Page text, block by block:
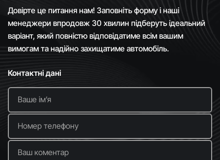
Довірте це питання нам! Заповніть форму і наші
менеджери впродовж 30 хвилин підберуть ідеальний
варіант, який повністю відповідатиме всім вашим
вимогам та надійно захищатиме автомобіль.
Контактні дані
Ваше імʼя
Номер телефону
Ваш коментар